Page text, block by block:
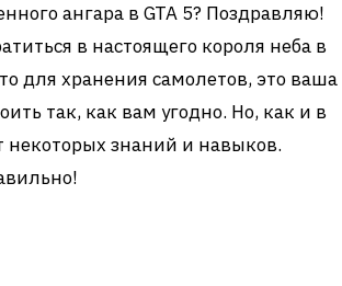
ангара в GTA 5? Поздравляю!
в настоящего короля неба в
для хранения самолетов, это ваша
так, как вам угодно. Но, как и в
некоторых знаний и навыков.